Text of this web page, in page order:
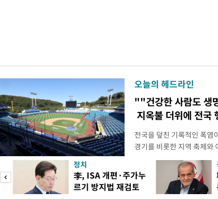
오늘의 헤드라인
""건강한 사람도 생
지옥불 더위에 전국
전국을 덮친 기록적인 폭염
경기를 비롯한 지역 축제와
되고 있다. 골프장과 테니
문을 닫거나 운영 시간을
전문가들은 최근 폭염이 단
감당하기 어려운 수준에 이
정치
李, ISA 개편·주가누
르기 방지법 재검토